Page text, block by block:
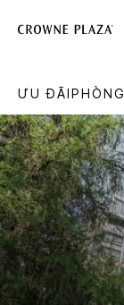
ƯU ĐÃIPHÒNG